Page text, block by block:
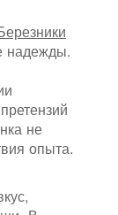
надежды.
не
опыта.